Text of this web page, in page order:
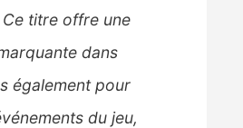
Ce titre offre une
dans
également pour
du jeu,